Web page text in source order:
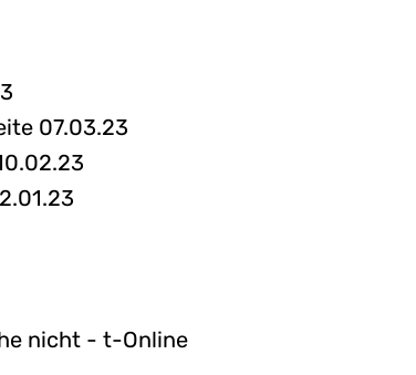
07.03.23
nicht - t-Online